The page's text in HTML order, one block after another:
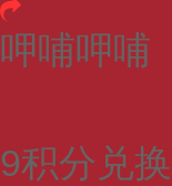
呷哺呷哺
9积分兑